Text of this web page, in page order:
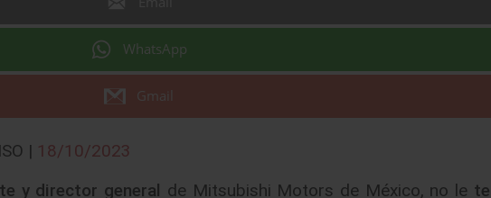
WhatsApp
Gmail
| 18/10/2023
y director general de Mitsubishi Motors de México, no le